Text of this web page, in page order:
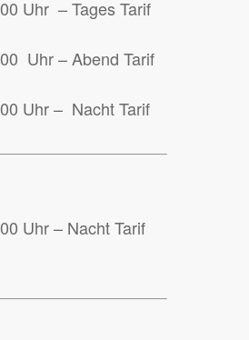
Uhr – Tages Tarif
Uhr – Abend Tarif
Uhr – Nacht Tarif
Uhr – Nacht Tarif